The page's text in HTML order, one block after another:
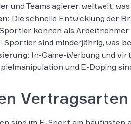
und Teams agieren weltweit,
Die schnelle Entwicklung der
können als Arbeitnehmer
Sportler sind minderjährig, was
In-Game-Werbung und
und E-Doping
sind im E-Sport am häufigsten